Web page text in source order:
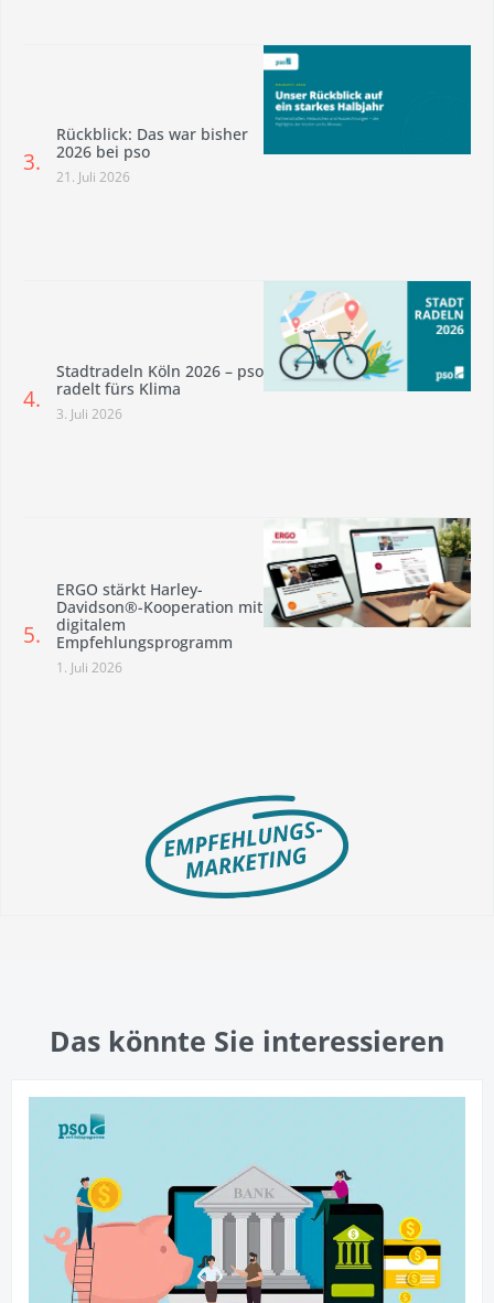
Rückblick: Das war bisher
2026 bei pso
21. Juli 2026
Stadtradeln Köln 2026 – pso
radelt fürs Klima
3. Juli 2026
ERGO stärkt Harley-
Davidson®-Kooperation mit
digitalem
Empfehlungsprogramm
1. Juli 2026
Das könnte Sie interessieren